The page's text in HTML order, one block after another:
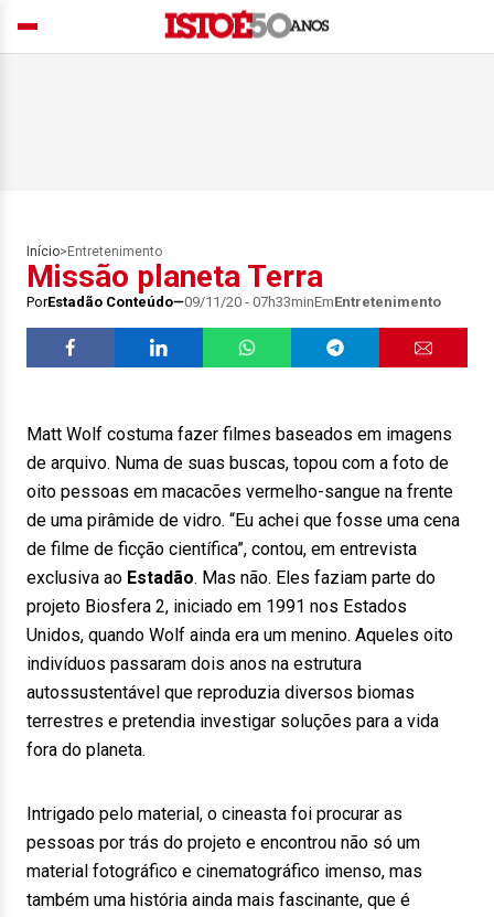
Início> Entretenimento
Missão planeta Terra
PorEstadão Conteúdo 09/11/20 - 07h33minEmEntretenimento
Matt Wolf costuma fazer filmes baseados em imagens
de arquivo. Numa de suas buscas, topou com a foto de
oito pessoas em macacões vermelho-sangue na frente
de uma pirâmide de vidro. “Eu achei que fosse uma cena
de filme de ficção científica”, contou, em entrevista
exclusiva ao Estadão. Mas não. Eles faziam parte do
projeto Biosfera 2, iniciado em 1991 nos Estados
Unidos, quando Wolf ainda era um menino. Aqueles oito
indivíduos passaram dois anos na estrutura
autossustentável que reproduzia diversos biomas
terrestres e pretendia investigar soluções para a vida
fora do planeta.
Intrigado pelo material, o cineasta foi procurar as
pessoas por trás do projeto e encontrou não só um
material fotográfico e cinematográfico imenso, mas
também uma história ainda mais fascinante, que é